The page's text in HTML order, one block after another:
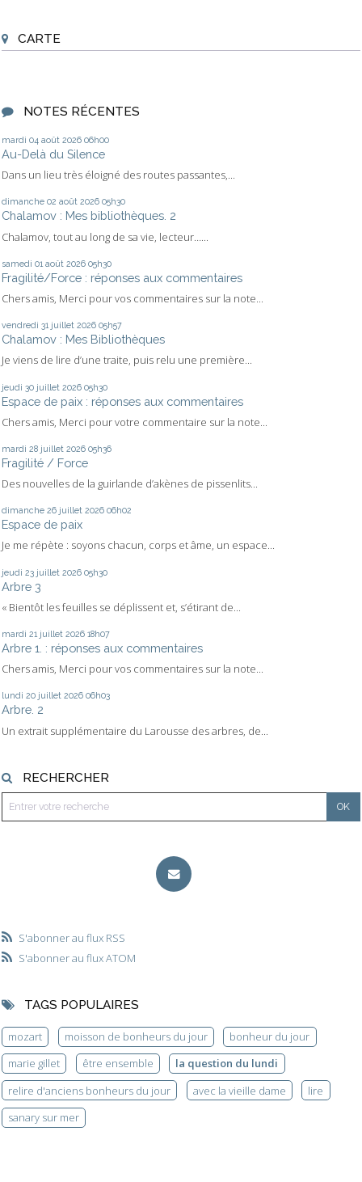
CARTE
NOTES RÉCENTES
mardi 04 août 2026 06h00
Au-Delà du Silence
Dans un lieu très éloigné des routes passantes,...
dimanche 02 août 2026 05h30
Chalamov : Mes bibliothèques. 2
Chalamov, tout au long de sa vie, lecteur…...
samedi 01 août 2026 05h30
Fragilité/Force : réponses aux commentaires
Chers amis, Merci pour vos commentaires sur la note...
vendredi 31 juillet 2026 05h57
Chalamov : Mes Bibliothèques
Je viens de lire d’une traite, puis relu une première...
jeudi 30 juillet 2026 05h30
Espace de paix : réponses aux commentaires
Chers amis, Merci pour votre commentaire sur la note...
mardi 28 juillet 2026 05h36
Fragilité / Force
Des nouvelles de la guirlande d’akènes de pissenlits...
dimanche 26 juillet 2026 06h02
Espace de paix
Je me répète : soyons chacun, corps et âme, un espace...
jeudi 23 juillet 2026 05h30
Arbre 3
« Bientôt les feuilles se déplissent et, s’étirant de...
mardi 21 juillet 2026 18h07
Arbre 1. : réponses aux commentaires
Chers amis, Merci pour vos commentaires sur la note...
lundi 20 juillet 2026 06h03
Arbre. 2
Un extrait supplémentaire du Larousse des arbres, de...
RECHERCHER
S'abonner au flux RSS
S'abonner au flux ATOM
TAGS POPULAIRES
mozart moisson de bonheurs du jour
bonheur du jour
marie gillet
être ensemble
la question du lundi
relire d'anciens bonheurs du jour
avec la vieille dame
lire
sanary sur mer